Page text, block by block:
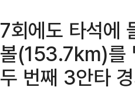
7회에도 타석에
볼(153.7km)를
두 번째 3안타